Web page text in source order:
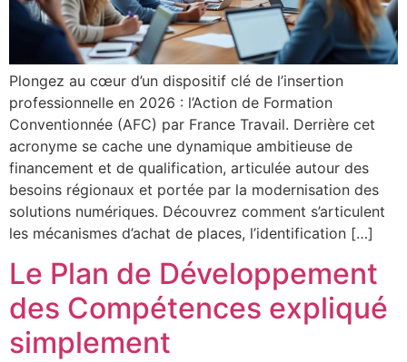
Plongez au cœur d’un dispositif clé de l’insertion
professionnelle en 2026 : l’Action de Formation
Conventionnée (AFC) par France Travail. Derrière cet
acronyme se cache une dynamique ambitieuse de
financement et de qualification, articulée autour des
besoins régionaux et portée par la modernisation des
solutions numériques. Découvrez comment s’articulent
les mécanismes d’achat de places, l’identification […]
Le Plan de Développement
des Compétences expliqué
simplement